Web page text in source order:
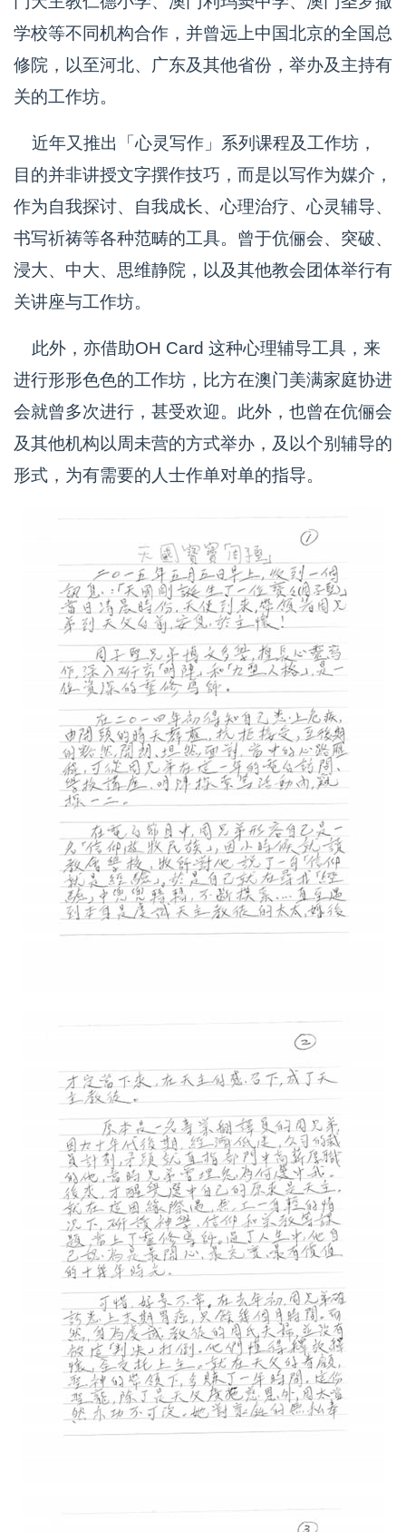
学校等不同机构合作，并曾远上中国北京的全国总
修院，以至河北、广东及其他省份，举办及主持有
关的工作坊。
近年又推出「心灵写作」系列课程及工作坊，
目的并非讲授文字撰作技巧，而是以写作为媒介，
作为自我探讨、自我成长、心理治疗、心灵辅导、
书写祈祷等各种范畴的工具。曾于伉俪会、突破、
浸大、中大、思维静院，以及其他教会团体举行有
关讲座与工作坊。
此外，亦借助OH Card 这种心理辅导工具，来
进行形形色色的工作坊，比方在澳门美满家庭协进
会就曾多次进行，甚受欢迎。此外，也曾在伉俪会
及其他机构以周未营的方式举办，及以个别辅导的
形式，为有需要的人士作单对单的指导。